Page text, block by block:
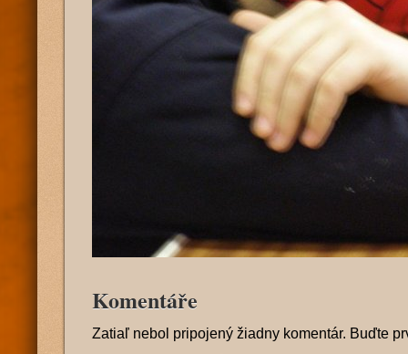
Komentáře
Zatiaľ nebol pripojený žiadny komentár. Buďte